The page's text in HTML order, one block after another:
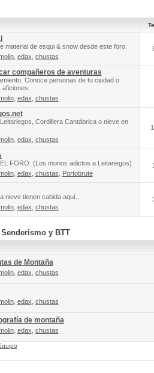
material de esqui & snow desde este foro.
, edax chustas
compañeros de aventuras
Conoce personas de tu ciudad o
, edax chustas
Cordillera Cantábrica o nieve en
, edax chustas
FORO. (Los monos adictos a Leitariegos)
, edax chustas Portobrute
nieve tienen cabida aquí...
, edax chustas
y BTT
de Montaña
, edax chustas
, edax chustas
de montaña
, edax chustas